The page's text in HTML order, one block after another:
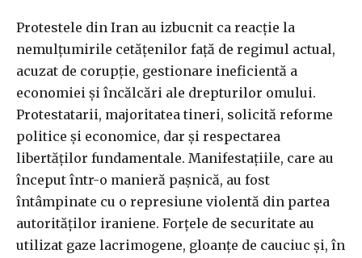
Protestele din Iran au izbucnit ca reacție la
nemulțumirile cetățenilor față de regimul actual,
acuzat de corupție, gestionare ineficientă a
economiei și încălcări ale drepturilor omului.
Protestatarii, majoritatea tineri, solicită reforme
politice și economice, dar și respectarea
libertăților fundamentale. Manifestațiile, care au
început într-o manieră pașnică, au fost
întâmpinate cu o represiune violentă din partea
autorităților iraniene. Forțele de securitate au
utilizat gaze lacrimogene, gloanțe de cauciuc și, în